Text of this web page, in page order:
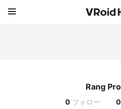
Rang
0 フォロー 0